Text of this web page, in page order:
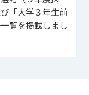
「大学３年生前
覧を掲載しまし